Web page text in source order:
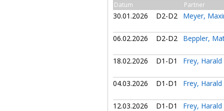
Datum Partner
30.01.2026 D2-D2 Meyer,
06.02.2026 D2-D2 Beppler,
18.02.2026 D1-D1 Frey, Harald
04.03.2026 D1-D1 Frey, Harald
12.03.2026 D1-D1 Frey, Harald